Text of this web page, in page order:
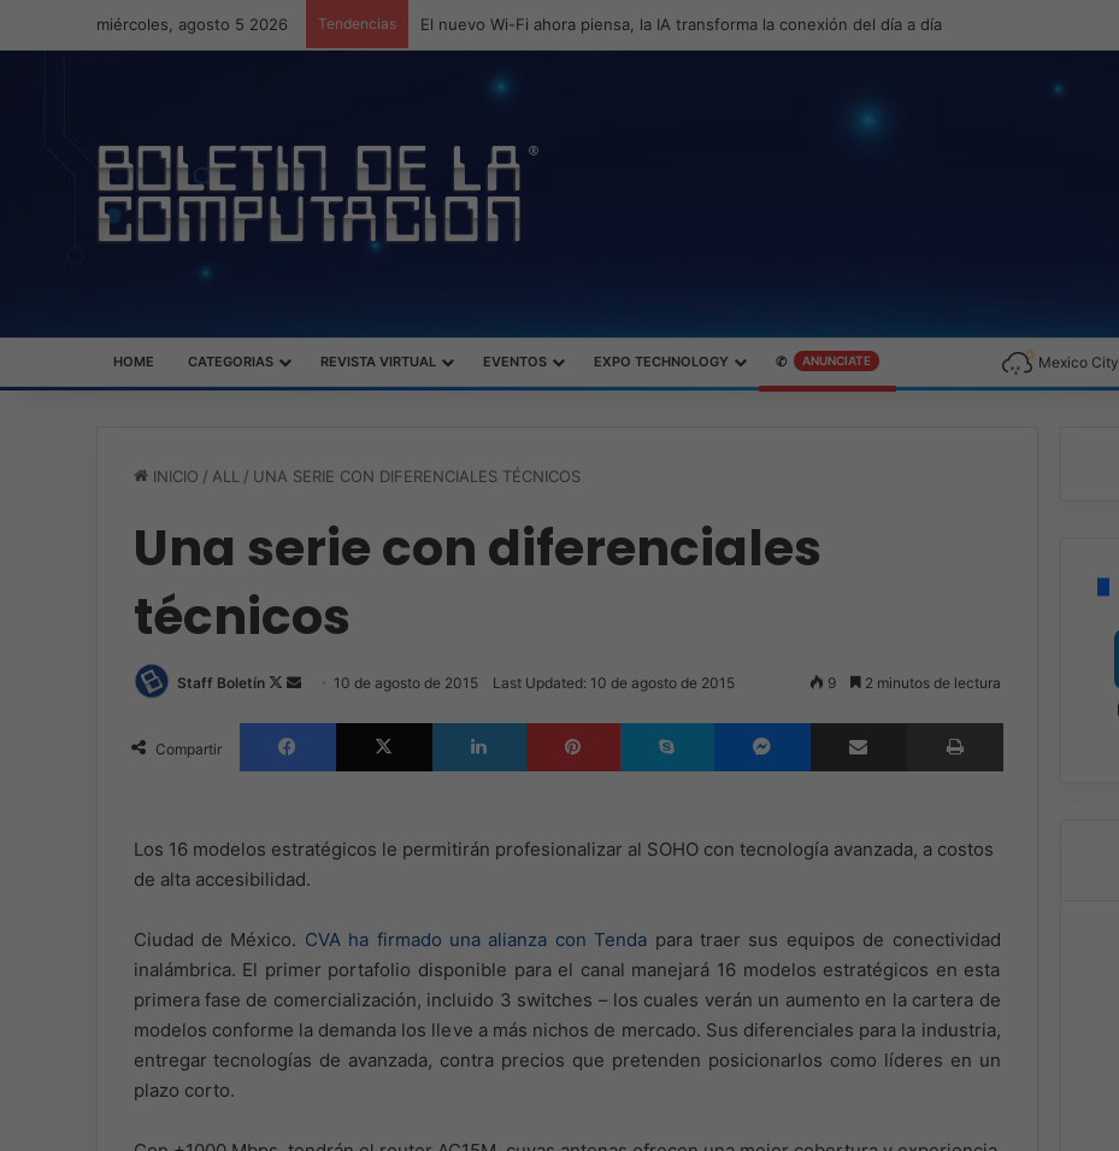
miércoles, agosto 5 2026 Tendencias ASUS redefine la productividad y el gaming con la experiencia Duo
HOME CATEGORIAS REVISTA VIRTUAL EVENTOS EXPO TECHNOLOGY ✆ ANUNCIATE Mexico City
INICIO / ALL / UNA SERIE CON DIFERENCIALES TÉCNICOS
Una serie con diferenciales
técnicos
Staff Boletín
Follow
X
Send 10 de agosto de 2015 Last Updated: 10 de agosto de 2015 9 2 minutos de lectura
Compartir
Facebook X LinkedIn Pinterest Skype Messenger Compartir por correo electrónico Imprimir
Los 16 modelos estratégicos le permitirán profesionalizar al SOHO con tecnología avanzada, a costos
de alta accesibilidad.
Ciudad de México. CVA ha firmado una alianza con Tenda para traer sus equipos de conectividad
inalámbrica. El primer portafolio disponible para el canal manejará 16 modelos estratégicos en esta
primera fase de comercialización, incluido 3 switches – los cuales verán un aumento en la cartera de
modelos conforme la demanda los lleve a más nichos de mercado. Sus diferenciales para la industria,
entregar tecnologías de avanzada, contra precios que pretenden posicionarlos como líderes en un
plazo corto.